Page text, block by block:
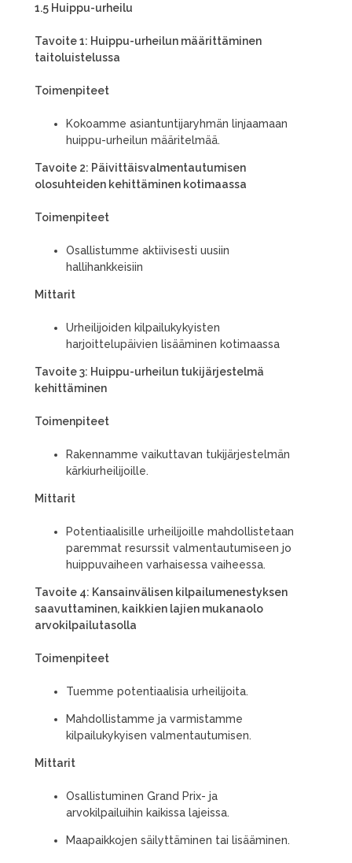
1.5 Huippu-urheilu
Tavoite 1: Huippu-urheilun määrittäminen
taitoluistelussa
Toimenpiteet
Kokoamme asiantuntijaryhmän linjaamaan
huippu-urheilun määritelmää.
Tavoite 2: Päivittäisvalmentautumisen
olosuhteiden kehittäminen kotimaassa
Toimenpiteet
Osallistumme aktiivisesti uusiin
hallihankkeisiin
Mittarit
Urheilijoiden kilpailukykyisten
harjoittelupäivien lisääminen kotimaassa
Tavoite 3: Huippu-urheilun tukijärjestelmä
kehittäminen
Toimenpiteet
Rakennamme vaikuttavan tukijärjestelmän
kärkiurheilijoille.
Mittarit
Potentiaalisille urheilijoille mahdollistetaan
paremmat resurssit valmentautumiseen jo
huippuvaiheen varhaisessa vaiheessa.
Tavoite 4: Kansainvälisen kilpailumenestyksen
saavuttaminen, kaikkien lajien mukanaolo
arvokilpailutasolla
Toimenpiteet
Tuemme potentiaalisia urheilijoita.
Mahdollistamme ja varmistamme
kilpailukykyisen valmentautumisen.
Mittarit
Osallistuminen Grand Prix- ja
arvokilpailuihin kaikissa lajeissa.
Maapaikkojen säilyttäminen tai lisääminen.